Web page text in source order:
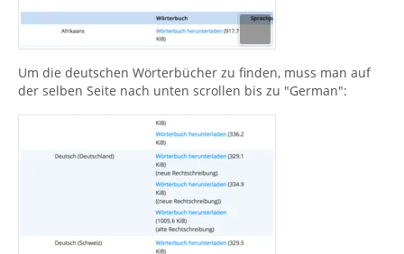
Um die deutschen Wörterbücher zu finden, muss man auf
der selben Seite nach unten scrollen bis zu "German":